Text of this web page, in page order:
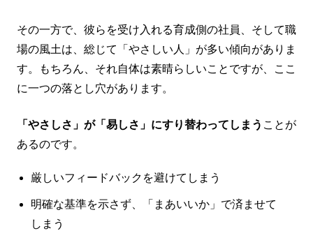
その一方で、彼らを受け入れる育成側の社員、そして職
場の風土は、総じて「やさしい人」が多い傾向がありま
す。もちろん、それ自体は素晴らしいことですが、ここ
に一つの落とし穴があります。
「やさしさ」が「易しさ」にすり替わってしまう ことが
あるのです。
厳しいフィードバックを避けてしまう
明確な基準を示さず、「まあいいか」で済ませて
しまう